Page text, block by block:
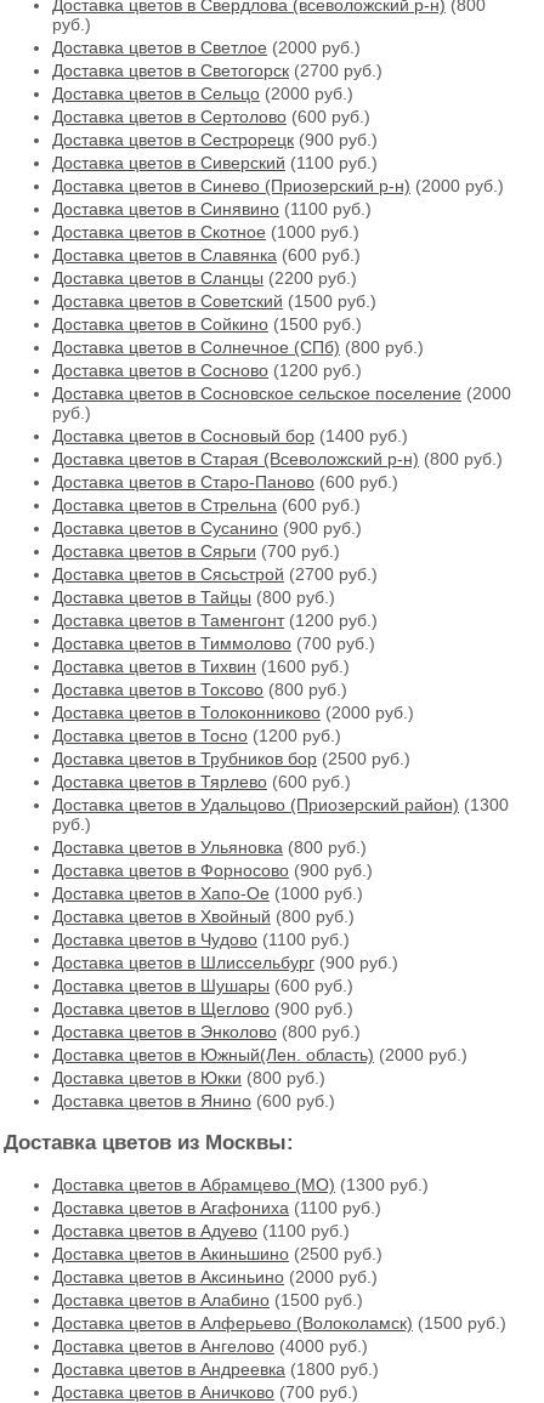
Доставка цветов в Свердлова (всеволожский р-н) (800
руб.)
Доставка цветов в Светлое (2000 руб.)
Доставка цветов в Светогорск (2700 руб.)
Доставка цветов в Сельцо (2000 руб.)
Доставка цветов в Сертолово (600 руб.)
Доставка цветов в Сестрорецк (900 руб.)
Доставка цветов в Сиверский (1100 руб.)
Доставка цветов в Синево (Приозерский р-н) (2000 руб.)
Доставка цветов в Синявино (1100 руб.)
Доставка цветов в Скотное (1000 руб.)
Доставка цветов в Славянка (600 руб.)
Доставка цветов в Сланцы (2200 руб.)
Доставка цветов в Советский (1500 руб.)
Доставка цветов в Сойкино (1500 руб.)
Доставка цветов в Солнечное (СПб) (800 руб.)
Доставка цветов в Сосново (1200 руб.)
Доставка цветов в Сосновское сельское поселение (2000
руб.)
Доставка цветов в Сосновый бор (1400 руб.)
Доставка цветов в Старая (Всеволожский р-н) (800 руб.)
Доставка цветов в Старо-Паново (600 руб.)
Доставка цветов в Стрельна (600 руб.)
Доставка цветов в Сусанино (900 руб.)
Доставка цветов в Сярьги (700 руб.)
Доставка цветов в Сясьстрой (2700 руб.)
Доставка цветов в Тайцы (800 руб.)
Доставка цветов в Таменгонт(1200 руб.)
Доставка цветов в Тиммолово (700 руб.)
Доставка цветов в Тихвин (1600 руб.)
Доставка цветов в Токсово (800 руб.)
Доставка цветов в Толоконниково (2000 руб.)
Доставка цветов в Тосно (1200 руб.)
Доставка цветов в Трубников бор (2500 руб.)
Доставка цветов в Тярлево (600 руб.)
Доставка цветов в Удальцово (Приозерский район) (1300
руб.)
Доставка цветов в Ульяновка (800 руб.)
Доставка цветов в Форносово (900 руб.)
Доставка цветов в Хапо-Ое (1000 руб.)
Доставка цветов в Хвойный (800 руб.)
Доставка цветов в Чудово (1100 руб.)
Доставка цветов в Шлиссельбург (900 руб.)
Доставка цветов в Шушары (600 руб.)
Доставка цветов в Щеглово (900 руб.)
Доставка цветов в Энколово (800 руб.)
Доставка цветов в Южный(Лен. область) (2000 руб.)
Доставка цветов в Юкки (800 руб.)
Доставка цветов в Янино (600 руб.)
Доставка цветов из Москвы:
Доставка цветов в Абрамцево (МО) (1300 руб.)
Доставка цветов в Агафониха (1100 руб.)
Доставка цветов в Адуево (1100 руб.)
Доставка цветов в Акиньшино (2500 руб.)
Доставка цветов в Аксиньино (2000 руб.)
Доставка цветов в Алабино (1500 руб.)
Доставка цветов в Алферьево (Волоколамск) (1500 руб.)
Доставка цветов в Ангелово (4000 руб.)
Доставка цветов в Андреевка (1800 руб.)
Доставка цветов в Аничково (700 руб.)